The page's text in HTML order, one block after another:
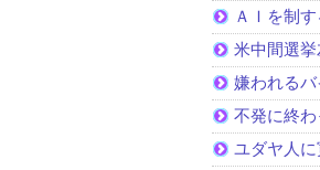
ＡＩを制
米中間選
嫌われる
不発に終わ
ユダヤ人